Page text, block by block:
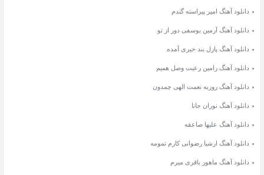
دانلود آهنگ امیر پیراسته گندم
دانلود آهنگ آرمین یوسفی دور از تو
دانلود آهنگ پازل بند خبری آمده
دانلود آهنگ رامین رعیت وصل همیم
دانلود آهنگ روزبه نعمت الهی چمدون
دانلود آهنگ نوران جانا
دانلود آهنگ علیها صاعقه
دانلود آهنگ ارشیا رضوانی کارم تمومه
دانلود آهنگ ماهور باقری میرم